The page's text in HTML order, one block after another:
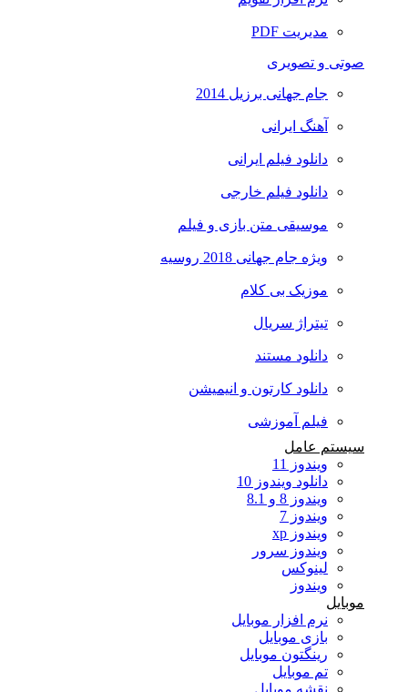
مدیریت PDF
صوتی و تصویری
جام جهانی برزیل 2014
آهنگ ایرانی
دانلود فیلم ایرانی
دانلود فیلم خارجی
موسیقی متن بازی و فیلم
ویژه جام جهانی 2018 روسیه
موزیک بی کلام
تیتراژ سریال
دانلود مستند
دانلود کارتون و انیمیشن
فیلم آموزشی
سیستم عامل
ویندوز 11
دانلود ویندوز 10
ویندوز 8 و 8.1
ویندوز 7
ویندوز xp
ویندوز سرور
لینوکس
ویندوز
موبایل
نرم افزار موبایل
بازی موبایل
رینگتون موبایل
تم موبایل
نقشه موبایل